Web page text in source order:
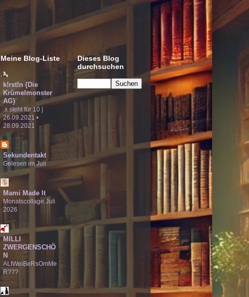
Meine Blog-Liste
k!rst!n {Die
Krümelmonster
AG}
.x steht für 10 |
26.09.2021 •
28.09.2021
Sekundentakt
Gelesen im Juli
Mami Made It
Monatscollage Juli
2026
MILLI
ZWERGENSCHÖ
N
ALtWeiBeRsOmMe
R???
Dieses Blog
durchsuchen